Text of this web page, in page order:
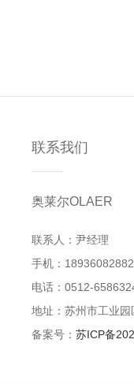
联系我们
奥莱尔OLAER
联系人：尹经理
手机：18936082882
电话：0512-
地址：苏州市工业
备案号： 苏ICP备